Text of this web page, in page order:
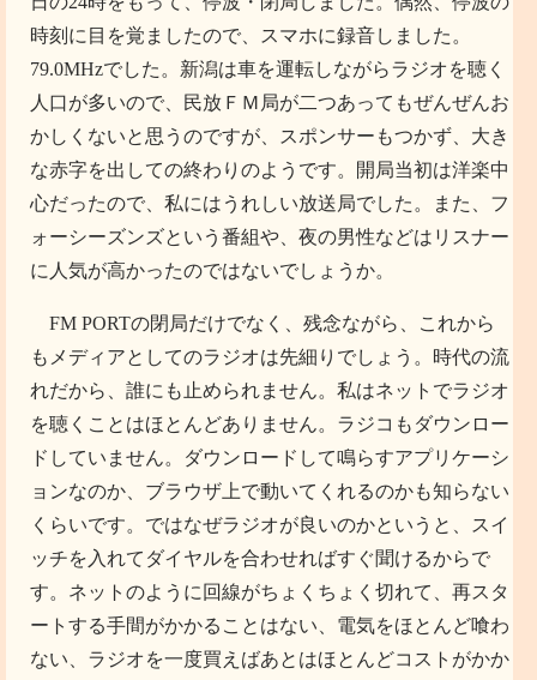
時刻に目を覚ましたので、スマホに録音しました。
79.0MHzでした。新潟は車を運転しながらラジオを聴く
人口が多いので、民放ＦＭ局が二つあってもぜんぜんお
かしくないと思うのですが、スポンサーもつかず、大き
な赤字を出しての終わりのようです。開局当初は洋楽中
心だったので、私にはうれしい放送局でした。また、フ
ォーシーズンズという番組や、夜の男性などはリスナー
に人気が高かったのではないでしょうか。
FM PORTの閉局だけでなく、残念ながら、これから
もメディアとしてのラジオは先細りでしょう。時代の流
れだから、誰にも止められません。私はネットでラジオ
を聴くことはほとんどありません。ラジコもダウンロー
ドしていません。ダウンロードして鳴らすアプリケーシ
ョンなのか、ブラウザ上で動いてくれるのかも知らない
くらいです。ではなぜラジオが良いのかというと、スイ
ッチを入れてダイヤルを合わせればすぐ聞けるからで
す。ネットのように回線がちょくちょく切れて、再スタ
ートする手間がかかることはない、電気をほとんど喰わ
ない、ラジオを一度買えばあとはほとんどコストがかか